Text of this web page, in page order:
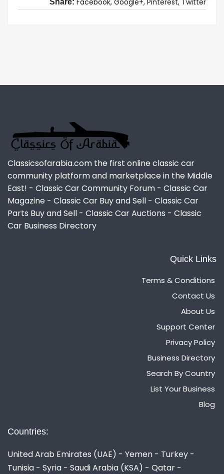
Share:
Classicsofarabia.com the first online classic car
community platform and marketplace in the Middle
East! - Classic Car Community Forum - Classic Car
Magazine - Classic Car Buy and Sell - Classic Car
Parts Buy and Sell - Classic Car Auctions - Classic
Car Business Directory
Quick Links
Terms & Conditions
Contact Us
About Us
Support Center
Privacy Policy
Business Directory
Search By Country
List Your Business
Blog
Countries:
United Arab Emirates (UAE) - Yemen - Turkey -
Tunisia - Syria - Saudi Arabia (KSA) - Qatar -